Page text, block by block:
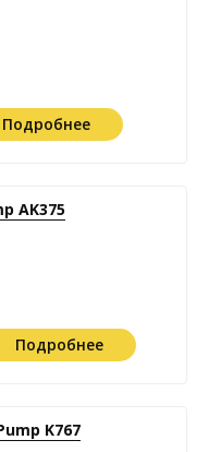
Подробнее
AK375
Подробнее
K767